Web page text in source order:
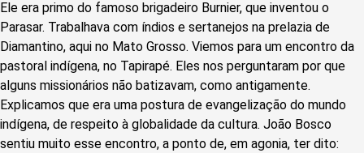
Ele era primo do famoso brigadeiro Burnier, que inventou o
Parasar. Trabalhava com índios e sertanejos na prelazia de
Diamantino, aqui no Mato Grosso. Viemos para um encontro da
pastoral indígena, no Tapirapé. Eles nos perguntaram por que
alguns missionários não batizavam, como antigamente.
Explicamos que era uma postura de evangelização do mundo
indígena, de respeito à globalidade da cultura. João Bosco
sentiu muito esse encontro, a ponto de, em agonia, ter dito: